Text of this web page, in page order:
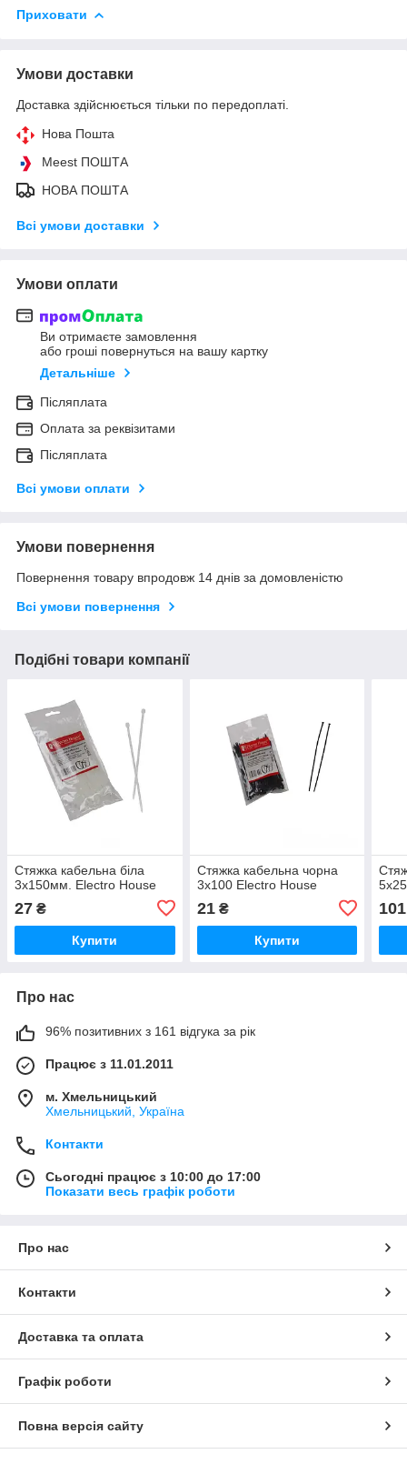
Приховати
Умови доставки
Доставка здійснюється тільки по передоплаті.
Нова Пошта
Meest ПОШТА
НОВА ПОШТА
Всі умови доставки
Умови оплати
Ви отримаєте замовлення
або гроші повернуться на вашу картку
Детальніше
Післяплата
Оплата за реквізитами
Післяплата
Всі умови оплати
Умови повернення
Повернення товару впродовж 14 днів за домовленістю
Всі умови повернення
Подібні товари компанії
Стяжка кабельна біла
3x150мм. Electro House
27 ₴
Купити
Стяжка кабельна чорна
3x100 Electro House
21₴
Купити
101
Про нас
96% позитивних з 161 відгука за рік
Працює з 11.01.2011
м. Хмельницький
Хмельницький, Україна
Контакти
Сьогодні працює з 10:00 до 17:00
Показати весь графік роботи
Про нас
Контакти
Доставка та оплата
Графік роботи
Повна версія сайту